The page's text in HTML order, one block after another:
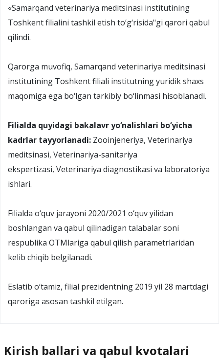
«Samarqand veterinariya meditsinasi institutining
Toshkent filialini tashkil etish to‘g‘risida"gi qarori qabul
qilindi.
Qarorga muvofiq, Samarqand veterinariya meditsinasi
institutining Toshkent filiali institutning yuridik shaxs
maqomiga ega bo‘lgan tarkibiy bo‘linmasi hisoblanadi.
Filialda quyidagi bakalavr yo‘nalishlari bo‘yicha
kadrlar tayyorlanadi: Zooinjeneriya, Veterinariya
meditsinasi, Veterinariya-sanitariya
ekspertizasi, Veterinariya diagnostikasi va laboratoriya
ishlari.
Filialda o‘quv jarayoni 2020/2021 o‘quv yilidan
boshlangan va qabul qilinadigan talabalar soni
respublika OTMlariga qabul qilish parametrlaridan
kelib chiqib belgilanadi.
Eslatib o‘tamiz, filial prezidentning 2019 yil 28 martdagi
qaroriga asosan tashkil etilgan.
Kirish ballari va qabul kvotalari